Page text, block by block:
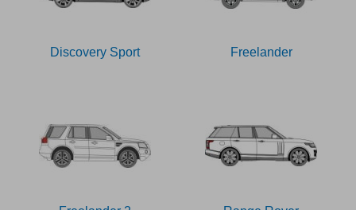
Discovery Sport Freelander